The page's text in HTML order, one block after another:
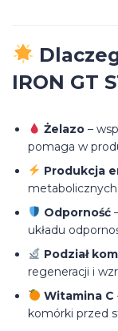
IRON GT
Żelazo–
pomaga w
Produkcja
Odporność
układu
Podział
regeneracji i
Witamina C
komórki przed